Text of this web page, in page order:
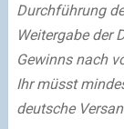
Durchführung
Weitergabe der
Gewinns nach
Ihr müsst
deutsche